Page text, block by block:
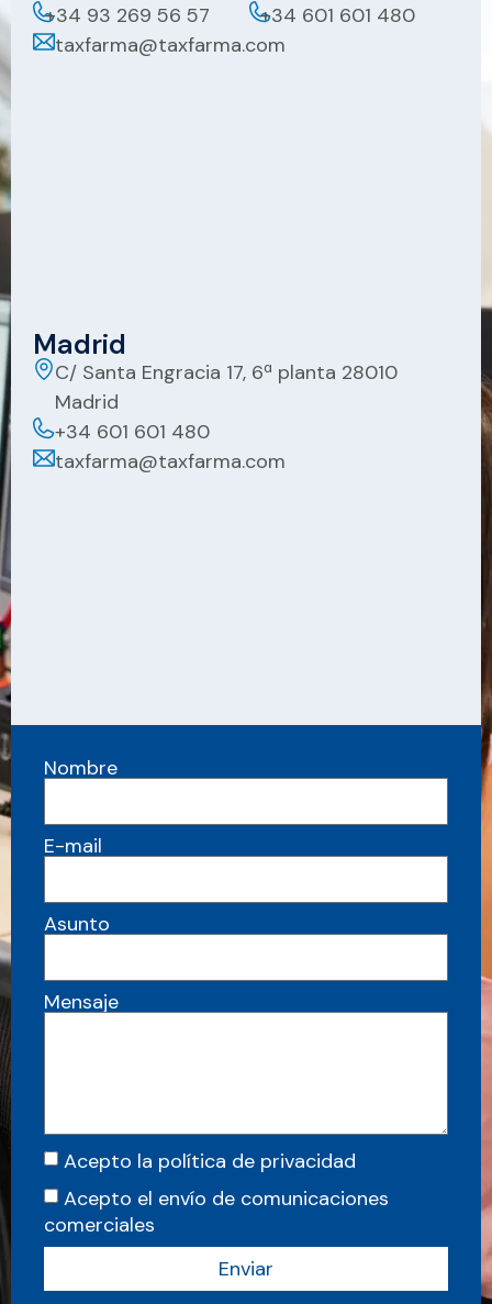
+34 93 269 56 57
+34 601 601 480
taxfarma@taxfarma.com
Madrid
C/ Santa Engracia 17, 6ª planta 28010
Madrid
+34 601 601 480
taxfarma@taxfarma.com
Nombre
E-mail
Asunto
Mensaje
Acepto la política de privacidad
Acepto el envío de comunicaciones
comerciales
Enviar